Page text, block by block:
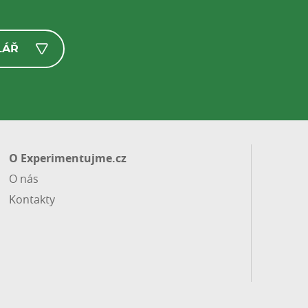
O Experimentujme.cz
O nás
Kontakty